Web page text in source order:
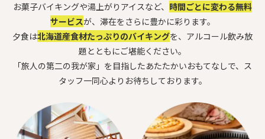
お菓子バイキングや湯上がりアイスなど、 時間ごとに変わる無料
サービスが、滞在をさらに豊かに彩ります。
夕食は北海道産食材たっぷりのバイキングを、アルコール飲み放
題とともにご堪能ください。
「旅人の第二の我が家」を目指したあたたかいおもてなしで、ス
タッフ一同心よりお待ちしております。